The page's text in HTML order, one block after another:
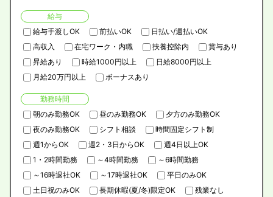
給与
給与手渡しOK
前払いOK
日払い/週払いOK
高収入
在宅ワーク・内職 扶養控除内
賞与あり
昇給あり
時給1000円以上
日給8000円以上
月給20万円以上
ボーナスあり
勤務時間
朝のみ勤務OK
昼のみ勤務OK
夕方のみ勤務OK
夜のみ勤務OK
シフト相談
時間固定シフト制
週1からOK
週2・3日からOK
週4日以上OK
1・2時間勤務
～4時間勤務
～6時間勤務
～16時退社OK
～17時退社OK
平日のみOK
土日祝のみOK
長期休暇(夏/冬)限定OK
残業なし